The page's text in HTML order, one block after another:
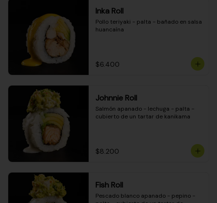
Inka Roll
Pollo teriyaki - palta - bañado en salsa
huancaína
$6.400
Johnnie Roll
Salmón apanado - lechuga - palta -
cubierto de un tartar de kanikama
$8.200
Fish Roll
Pescado blanco apanado - pepino -